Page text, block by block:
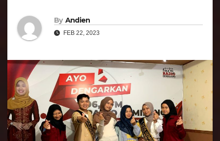
By Andien
FEB 22, 2023